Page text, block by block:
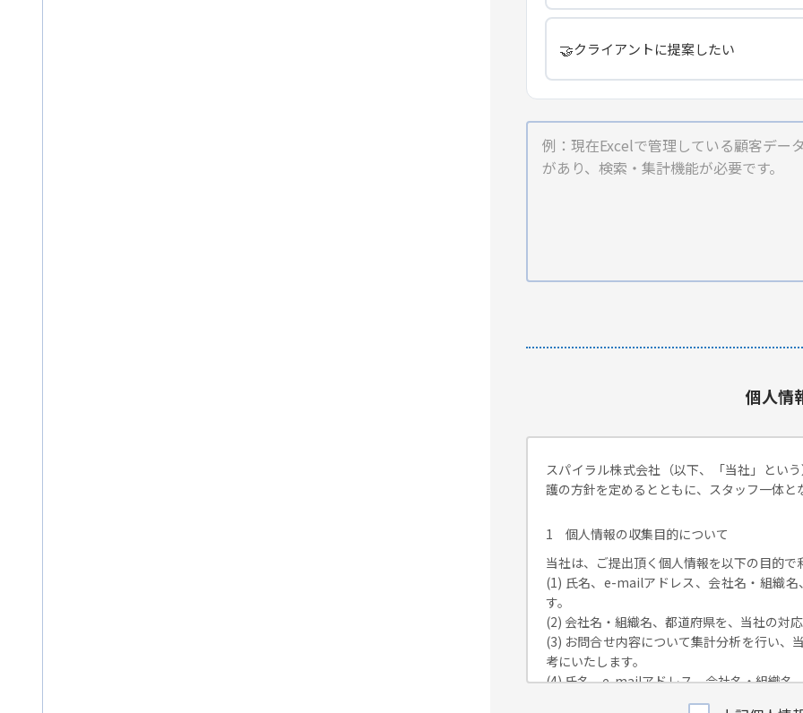
🤝クライアントに提案したい
個人情
スパイラル株式会社（以下、「当社」とい
護の方針を定めるとともに、スタッフ一体
1 個人情報の収集目的について
当社は、ご提出頂く個人情報を以下の目的で
(1) 氏名、e-mailアドレス、会社名・組織
す。
(2) 会社名・組織名、都道府県を、当社の対
(3) お問合せ内容について集計分析を行い、
考にいたします。
(4) 氏名、e-mailアドレス、会社名・組織名
が独自に発信する情報（ブログ記事、ホワ